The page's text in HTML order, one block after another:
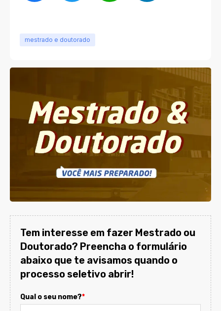
mestrado e doutorado
Tem interesse em fazer Mestrado ou
Doutorado? Preencha o formulário
abaixo que te avisamos quando o
processo seletivo abrir!
Qual o seu nome?*